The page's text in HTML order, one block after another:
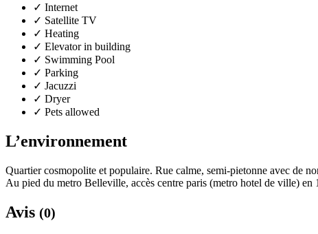
✓ Internet
✓ Satellite TV
✓ Heating
✓ Elevator in building
✓ Swimming Pool
✓ Parking
✓ Jacuzzi
✓ Dryer
✓ Pets allowed
L’environnement
Quartier cosmopolite et populaire. Rue calme, semi-pietonne avec de
Au pied du metro Belleville, accès centre paris (metro hotel de ville)
Avis (0)